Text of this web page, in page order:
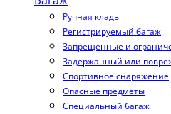
Ручная кладь
Регистрируемый багаж
Запрещенные и
Задержанный или
Спортивное снаряжение
Опасные предметы
Специальный багаж